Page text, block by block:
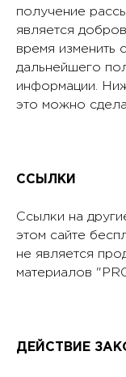
получение
является
время изменить
дальнейшего
информации.
это можно
ССЫЛКИ
Ссылки на
этом сайте
не является
материалов
ДЕЙСТВИЕ